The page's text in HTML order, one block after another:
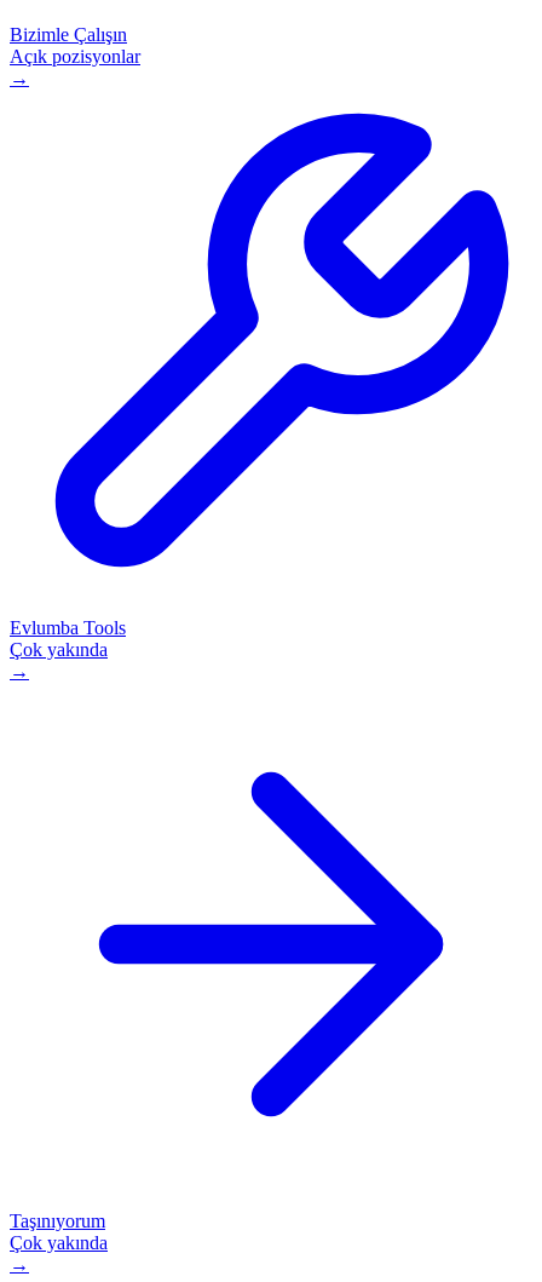
Bizimle Çalışın
Açık pozisyonlar
→
Evlumba Tools
Çok yakında
→
Taşınıyorum
Çok yakında
→